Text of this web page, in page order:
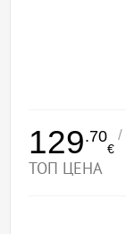
129.70
€
/
ТОП ЦЕНА